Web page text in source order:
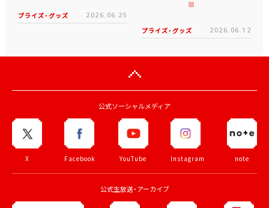
プライズ・グッズ 2026.06.25
プライズ・グッズ 2026.06.12
公式ソーシャルメディア
X Facebook YouTube Instagram note
公式生放送・アーカイブ